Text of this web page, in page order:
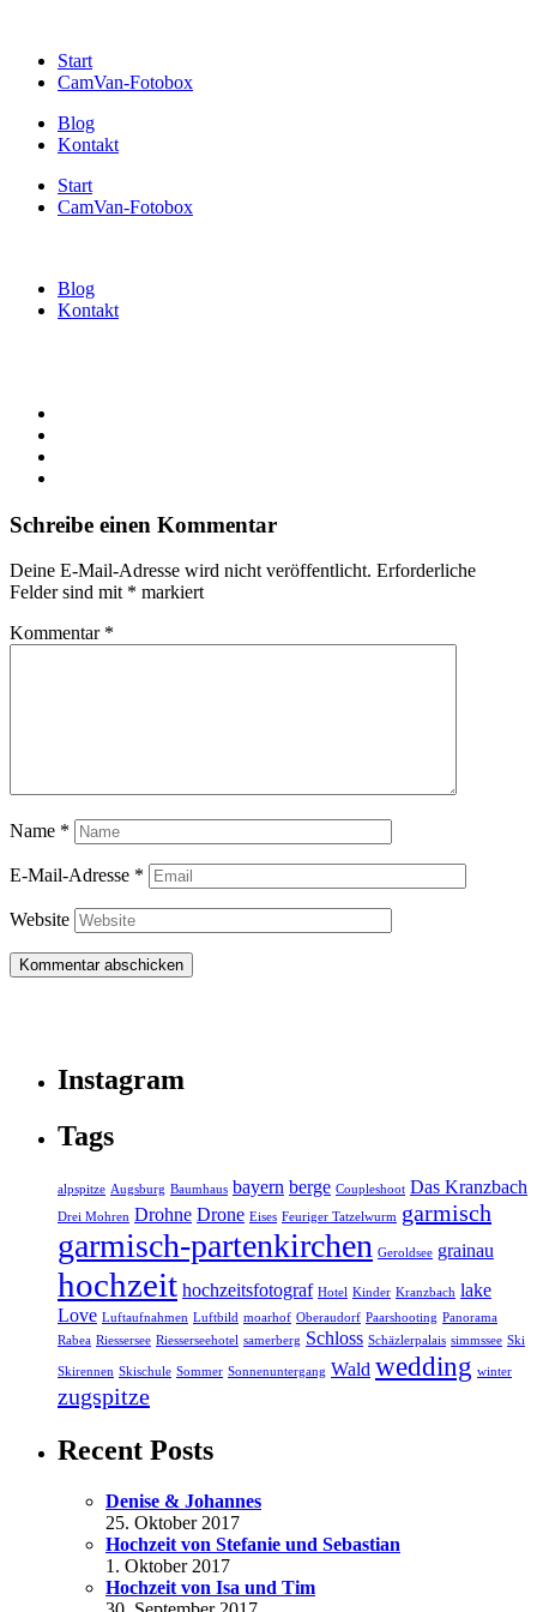
Start
CamVan-Fotobox
Blog
Kontakt
Start
CamVan-Fotobox
Blog
Kontakt
Schreibe einen Kommentar
Deine E-Mail-Adresse wird nicht veröffentlicht. Erforderliche
Felder sind mit * markiert
Kommentar *
Name *
E-Mail-Adresse *
Website
Instagram
Tags
alpspitze Augsburg Baumhaus bayern berge Coupleshoot Das Kranzbach
Drei Mohren Drohne Drone Eises Feuriger Tatzelwurm garmisch
garmisch-partenkirchen Geroldsee grainau
hochzeit hochzeitsfotograf Hotel Kinder Kranzbach lake
Love Luftaufnahmen Luftbild moarhof Oberaudorf Paarshooting Panorama
Rabea Riessersee Riesserseehotel samerberg Schloss Schäzlerpalais simmssee Ski
Skirennen Skischule Sommer Sonnenuntergang Wald wedding winter
zugspitze
Recent Posts
Denise & Johannes
25. Oktober 2017
Hochzeit von Stefanie und Sebastian
1. Oktober 2017
Hochzeit von Isa und Tim